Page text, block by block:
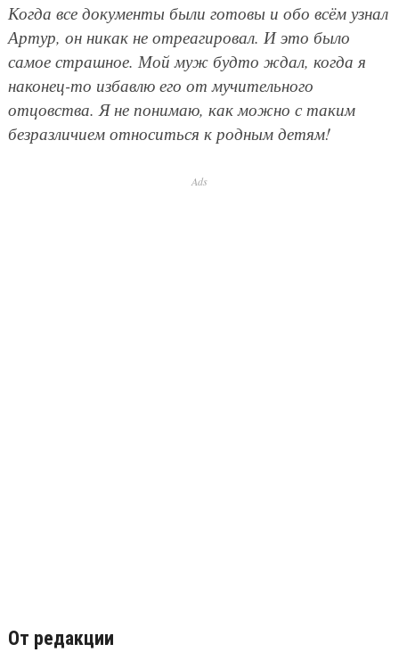
Когда все документы были готовы и обо всём узнал
Артур, он никак не отреагировал. И это было
самое страшное. Мой муж будто ждал, когда я
наконец-то избавлю его от мучительного
отцовства. Я не понимаю, как можно с таким
безразличием относиться к родным детям!
Ads
От редакции